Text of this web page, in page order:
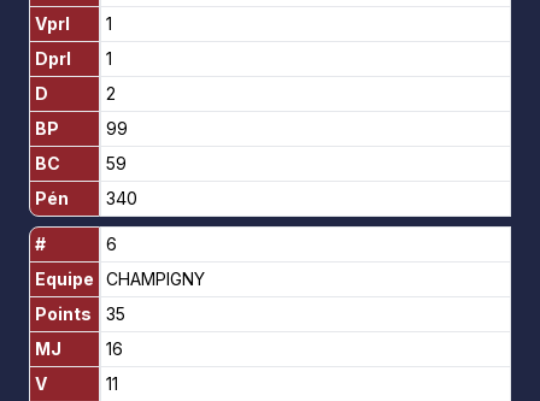
Vprl
Dprl
D
BP
BC
Pén
#
Equipe
Points
MJ
V
1
1
2
99
59
340
6
CHAMPIGNY
35
16
11